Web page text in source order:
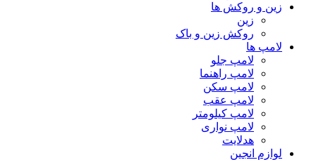
زین و روکش ها
زین
روکش زین و باک
لامپ ها
لامپ جلو
لامپ راهنما
لامپ سکن
لامپ عقب
لامپ کیلومتر
لامپ نواری
هدلایت
لوازم انجین